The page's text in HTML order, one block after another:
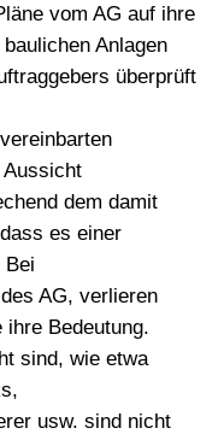
vom AG auf ihre
Anlagen
überprüft
Aussicht
dem damit
es einer
Bei
AG, verlieren
ihre Bedeutung.
sind, wie etwa
usw. sind nicht